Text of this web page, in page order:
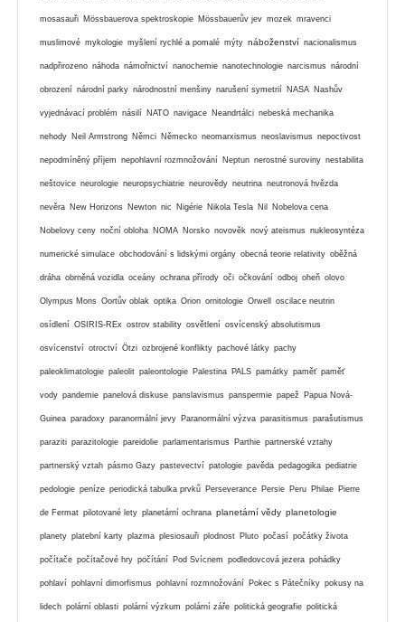
mosasauři Mössbauerova spektroskopie Mössbauerův jev mozek mravenci
muslimové mykologie myšlení rychlé a pomalé mýty náboženství nacionalismus
nadpřirozeno náhoda námořnictví nanochemie nanotechnologie narcismus národní
obrození národní parky národnostní menšiny narušení symetrií NASA Nashův
vyjednávací problém násilí NATO navigace Neandrtálci nebeská mechanika
nehody Neil Armstrong Němci Německo neomarxismus neoslavismus nepoctivost
nepodmíněný příjem nepohlavní rozmnožování Neptun nerostné suroviny nestabilita
neštovice neurologie neuropsychiatrie neurovědy neutrina neutronová hvězda
nevěra New Horizons Newton nic Nigérie Nikola Tesla Nil Nobelova cena
Nobelovy ceny noční obloha NOMA Norsko novověk nový ateismus nukleosyntéza
numerické simulace obchodování s lidskými orgány obecná teorie relativity oběžná
dráha obrněná vozidla oceány ochrana přírody oči očkování odboj oheň olovo
Olympus Mons Oortův oblak optika Orion ornitologie Orwell oscilace neutrin
osídlení OSIRIS-REx ostrov stability osvětlení osvícenský absolutismus
osvícenství otroctví Ötzi ozbrojené konflikty pachové látky pachy
paleoklimatologie paleolit paleontologie Palestina PALS památky paměť paměť
vody pandemie panelová diskuse panslavismus panspermie papež Papua Nová-
Guinea paradoxy paranormální jevy Paranormální výzva parasitismus parašutismus
paraziti parazitologie pareidolie parlamentarismus Parthie partnerské vztahy
partnerský vztah pásmo Gazy pastevectví patologie pavěda pedagogika pediatrie
pedologie peníze periodická tabulka prvků Perseverance Persie Peru Philae Pierre
de Fermat pilotované lety planetární ochrana planetární vědy planetologie
planety platební karty plazma plesiosauři plodnost Pluto počasí počátky života
počítače počítačové hry počítání Pod Svícnem podledovcová jezera pohádky
pohlaví pohlavní dimorfismus pohlavní rozmnožování Pokec s Pátečníky pokusy na
lidech polární oblasti polární výzkum polární záře politická geografie politická